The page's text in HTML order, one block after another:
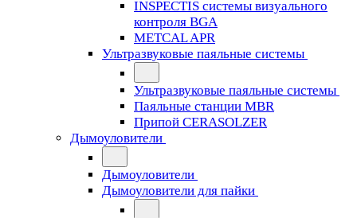
INSPECTIS системы визуального
контроля BGA
METCAL APR
Ультразвуковые паяльные системы
Ультразвуковые паяльные системы
Паяльные станции MBR
Припой CERASOLZER
Дымоуловители
Дымоуловители
Дымоуловители для пайки